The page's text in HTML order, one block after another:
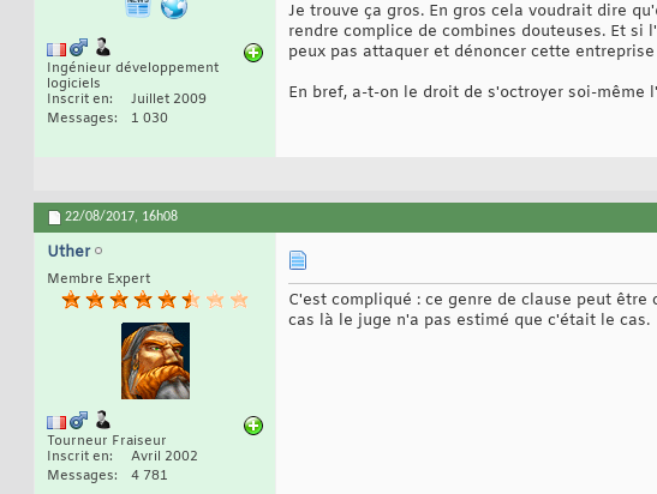
Ingénieur développement
logiciels
Inscrit en
Juillet 2009
Messages
1 030
Je trouve ça gros. En gros cela voudrait dire
rendre complice de combines douteuses. Et
peux pas attaquer et dénoncer cette entreprise
En bref, a-t-on le droit de s'octroyer soi-même
22/08/2017, 16h08
Uther
Membre Expert
Tourneur Fraiseur
Inscrit en
Avril 2002
Messages
4 781
C'est compliqué : ce genre de clause peut
cas là le juge n'a pas estimé que c'était le cas.